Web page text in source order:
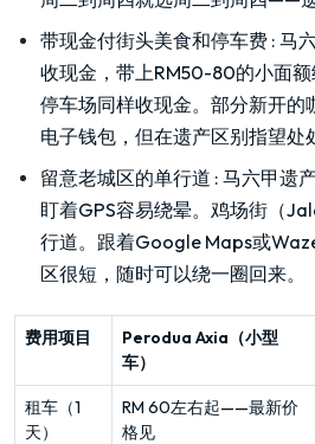
带现金付街头美食和停车费 : 马
收现金，带上RM50-80的小面
停车场同样收现金。部分新开的
电子钱包，但在遗产区别指望处
留意老城区的单行道 : 马六甲遗
盯着GPS容易绕晕。鸡场街（
行道。跟着Google Maps或
区很短，随时可以绕一圈回来。
费用项目
Perodua Axia（小型
车）
租车（1
天）
RM 60左右起——最新价
格见